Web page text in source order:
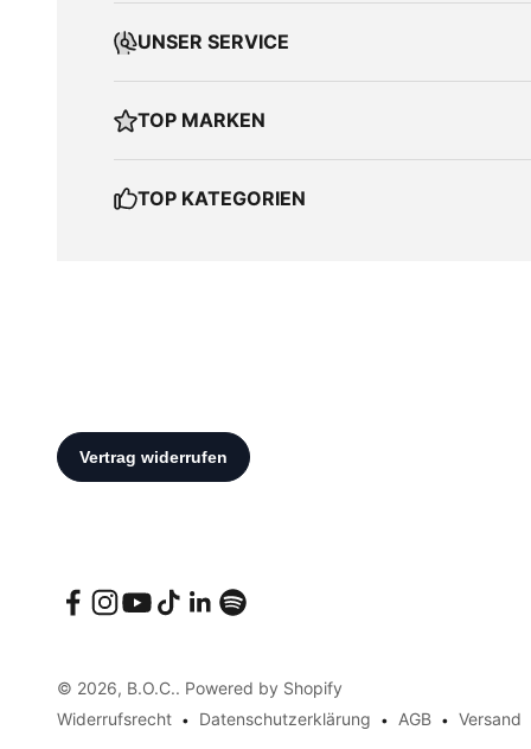
UNSER SERVICE
TOP MARKEN
TOP KATEGORIEN
© 2026, B.O.C.. Powered by Shopify
Widerrufsrecht
Datenschutzerklärung AGB Versand